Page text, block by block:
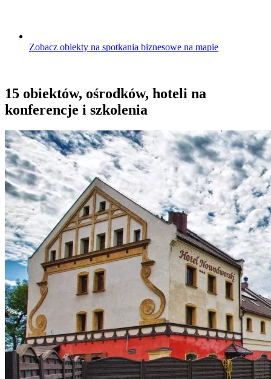
Zobacz obiekty na spotkania biznesowe na mapie
15 obiektów, ośrodków, hoteli na
konferencje i szkolenia